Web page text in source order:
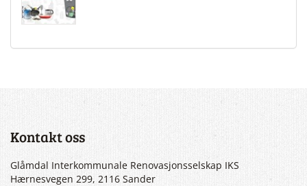
Kontakt oss
Glåmdal Interkommunale Renovasjonsselskap IKS
Hærnesvegen 299, 2116 Sander